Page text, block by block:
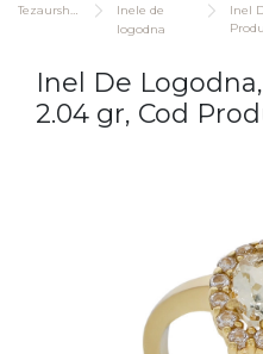
Inele
Bratari
BIJUTERII BARBATI
Inele de
logodna
Inel
Inel De
2.04 gr, Cod